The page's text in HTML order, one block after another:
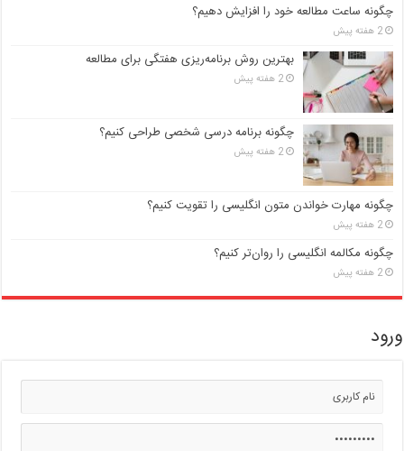
چگونه ساعت مطالعه خود را افزایش دهیم؟
2 هفته پیش
بهترین روش برنامه‌ریزی هفتگی برای مطالعه
2 هفته پیش
چگونه برنامه درسی شخصی طراحی کنیم؟
2 هفته پیش
چگونه مهارت خواندن متون انگلیسی را تقویت کنیم؟
2 هفته پیش
چگونه مکالمه انگلیسی را روان‌تر کنیم؟
2 هفته پیش
ورود